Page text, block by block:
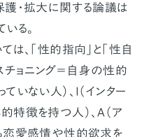
護・拡大に関する論議は
る。
は、「性的指向」と「性自
チョニング＝自身の性的
いない人）、I（インター
特徴を持つ人）、A（ア
恋愛感情や性的欲求を